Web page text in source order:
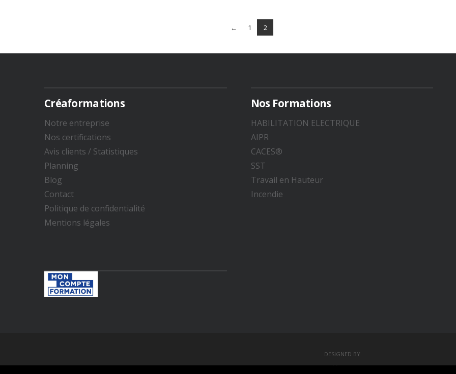
← 1 2
Créaformations
Notre entreprise
Nos certifications
Avis clients / Statistiques​
Planning
Blog
Contact
Politique de confidentialité
Mentions légales
Nos Formations
HABILITATION ELECTRIQUE
AIPR
CACES®
SST
Travail en Hauteur
Incendie
DESIGNED BY